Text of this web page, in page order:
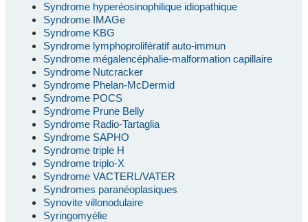
Syndrome hyperéosinophilique idiopathique
Syndrome IMAGe
Syndrome KBG
Syndrome lymphoprolifératif auto-immun
Syndrome mégalencéphalie-malformation capillaire
Syndrome Nutcracker
Syndrome Phelan-McDermid
Syndrome POCS
Syndrome Prune Belly
Syndrome Radio-Tartaglia
Syndrome SAPHO
Syndrome triple H
Syndrome triplo-X
Syndrome VACTERL/VATER
Syndromes paranéoplasiques
Synovite villonodulaire
Syringomyélie